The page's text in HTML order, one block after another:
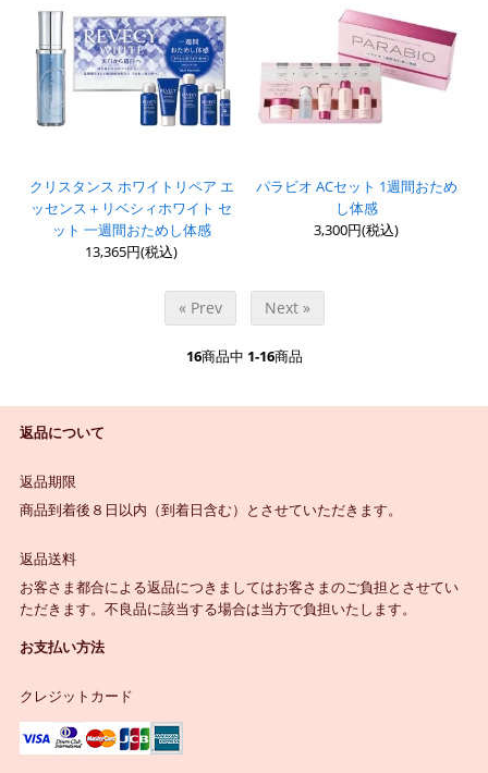
クリスタンス ホワイトリペア エ
ッセンス＋リベシィホワイト セ
ット 一週間おためし体感
13,365円(税込)
パラビオ ACセット 1週間おため
し体感
3,300円(税込)
« Prev Next »
16商品中 1-16商品
返品について
返品期限
商品到着後８日以内（到着日含む）とさせていただきます。
返品送料
お客さま都合による返品につきましてはお客さまのご負担とさせてい
ただきます。不良品に該当する場合は当方で負担いたします。
お支払い方法
クレジットカード